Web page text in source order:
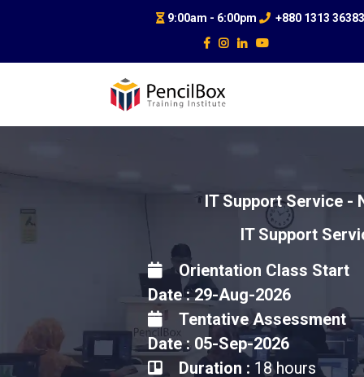
9:00am - 6:00pm +880 1313
IT Support Service -
IT Support
Orientation Class Start
Date : 29-Aug-2026
Tentative Assessment
Date : 05-Sep-2026
Duration : 18 hours